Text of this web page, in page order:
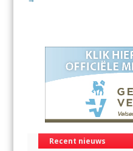
Recent nieuws